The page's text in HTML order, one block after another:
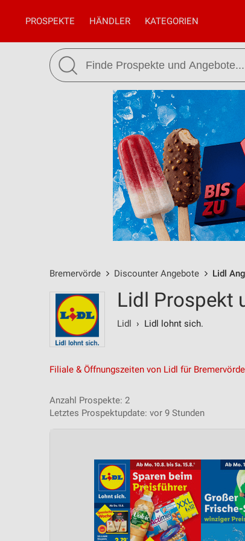
PROSPEKTE HÄNDLER KATEGORIEN
Bremervörde Discounter Angebote Lidl
Lidl Prospekt
Lidl › Lidl lohnt sich.
Filiale & Öffnungszeiten von Lidl für Bremervörde
Anzahl Prospekte: 2
Letztes Prospektupdate: vor 9 Stunden